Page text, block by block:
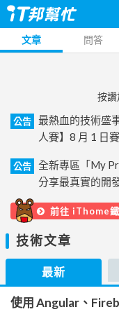
文章 問答
按
公告
最熱血的技術盛
人賽】8 月 1 日
公告
全新專區「My
分享最真實的開
前往 iThome
技術文章
最新
使用 Angular、